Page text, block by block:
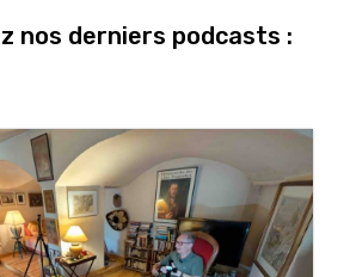
nos derniers podcasts :